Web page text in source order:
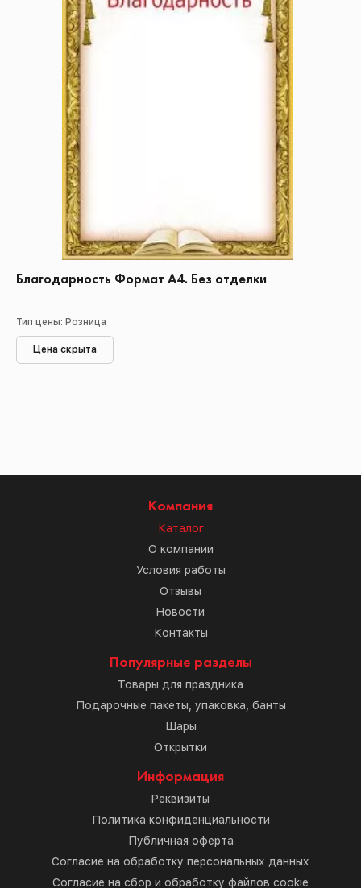
Благодарность Формат А4. Без отделки
Тип цены: Розница
Цена скрыта
Компания
Каталог
О компании
Условия работы
Отзывы
Новости
Контакты
Популярные разделы
Товары для праздника
Подарочные пакеты, упаковка, банты
Шары
Открытки
Информация
Реквизиты
Политика конфиденциальности
Публичная оферта
Согласие на обработку персональных данных
Согласие на сбор и обработку файлов cookie